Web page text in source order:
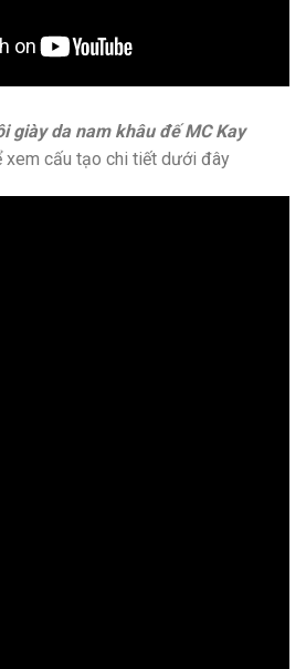
giày da nam khâu đế MC Kay
xem cấu tạo chi tiết dưới đây